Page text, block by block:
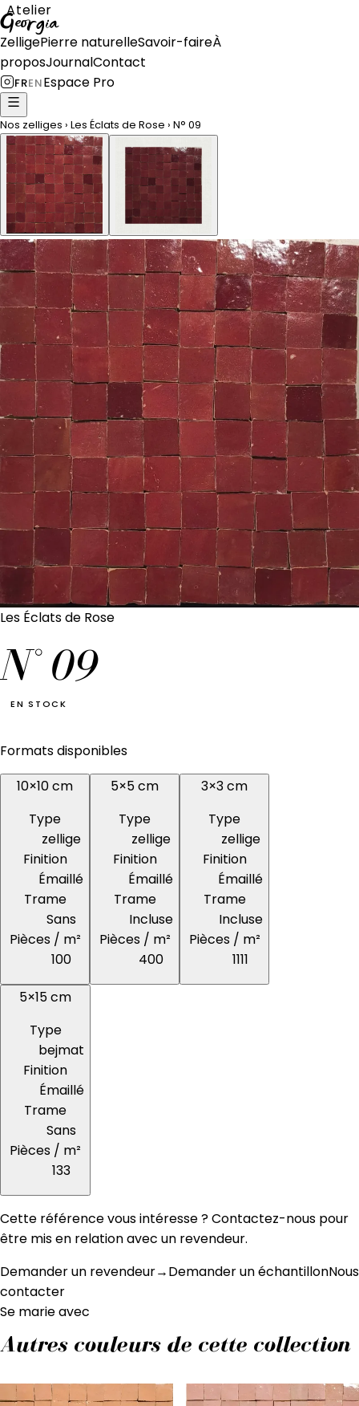
Atelier
Georgia
ZelligePierre naturelleSavoir-faireÀ
proposJournalContact
FRENEspace Pro
Nos zelliges › Les Éclats de Rose › N° 09
Les Éclats de Rose
N° 09
EN STOCK
Formats disponibles
10×10 cm
Type
zellige
Finition
Émaillé
Trame
Sans
Pièces / m²
100
5×5 cm
Type
zellige
Finition
Émaillé
Trame
Incluse
Pièces / m²
400
3×3 cm
Type
zellige
Finition
Émaillé
Trame
Incluse
Pièces / m²
1111
5×15 cm
Type
bejmat
Finition
Émaillé
Trame
Sans
Pièces / m²
133
Cette référence vous intéresse ? Contactez-nous pour
être mis en relation avec un revendeur.
Demander un revendeur→Demander un échantillonNous
contacter
Se marie avec
Autres couleurs de cette collection